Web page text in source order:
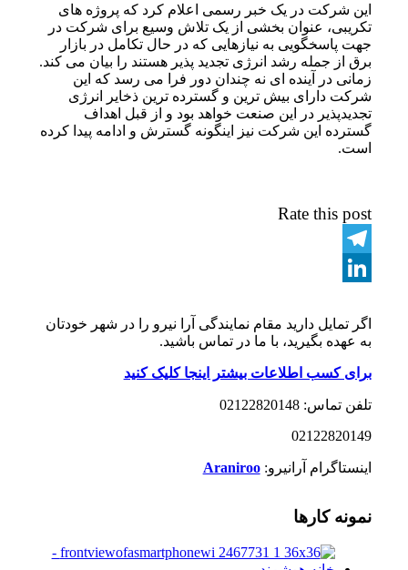
این شرکت در یک خبر رسمی اعلام کرد که پروژه های
تکریبی، عنوان بخشی از یک تلاش وسیع‌ برای شرکت در
جهت پاسخگویی به نیازهایی که در حال تکامل در بازار
برق از جمله رشد انرژی تجدید پذیر هستند را بیان می کند.
زمانی در آینده ای نه چندان دور فرا می رسد که این
شرکت دارای بیش‌ ترین و گسترده ‌ترین ذخایر انرژی
تجدیدپذیر در این صنعت خواهد بود و از قبل اهداف
گسترده این شرکت نیز اینگونه گسترش و ادامه پیدا کرده
است.
Rate this post
Telegram
اگر تمایل دارید مقام نمایندگی آرا نیرو را در شهر خودتان
به عهده بگیرید، با ما در تماس باشید.
برای کسب اطلاعات بیشتر اینجا کلیک کنید
تلفن تماس: 02122820148
02122820149
اینستاگرام آرانیرو:Araniroo
نمونه کارها